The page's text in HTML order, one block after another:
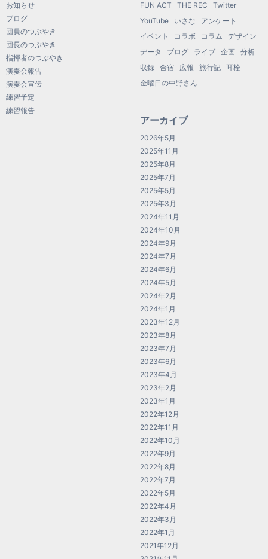
お知らせ
ブログ
団員のつぶやき
団長のつぶやき
指揮者のつぶやき
演奏会報告
演奏会宣伝
練習予定
練習報告
FUN ACT THE REC
Twitter
YouTube
いさな
アンケート
イベント
コラボ コラム
デザイン
データ
ブログ ライブ 企画
分析
収録
合宿 広報 旅行記
耳栓
金曜日の中野さん
アーカイブ
2026年5月
2025年11月
2025年8月
2025年7月
2025年5月
2025年3月
2024年11月
2024年10月
2024年9月
2024年7月
2024年6月
2024年5月
2024年2月
2024年1月
2023年12月
2023年8月
2023年7月
2023年6月
2023年4月
2023年2月
2023年1月
2022年12月
2022年11月
2022年10月
2022年9月
2022年8月
2022年7月
2022年5月
2022年4月
2022年3月
2022年1月
2021年12月